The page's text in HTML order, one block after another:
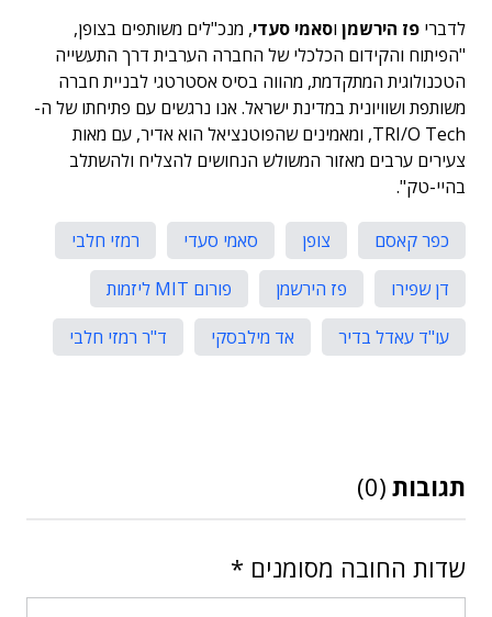
לדברי פז הירשמן וסאמי סעדי, מנכ"לים משותפים בצופן,
"הפיתוח והקידום הכלכלי של החברה הערבית דרך התעשייה
הטכנולוגית המתקדמת, מהווה בסיס אסטרטגי לבניית חברה
משותפת ושוויונית במדינת ישראל. אנו נרגשים עם פתיחתו של ה-
TRI/O Tech, ומאמינים שהפוטנציאל הוא אדיר, עם מאות
צעירים ערבים מאזור המשולש הנחושים להצליח ולהשתלב
בהיי-טק".
כפר קאסם צופן סאמי סעדי
רמזי חלבי
דן שפירו
פז הירשמן
פורום MIT ליזמות
עו"ד עאדל בדיר
אד מילבסקי ד"ר רמזי חלבי
תגובות (0)
שדות החובה מסומנים *